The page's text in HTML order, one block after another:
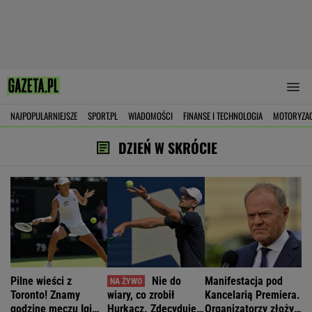
NAJPOPULARNIEJSZE SPORT.PL WIADOMOŚCI FINANSE I TECHNOLOGIA
DZIEŃ W SKRÓCIE
Pilne wieści z
Toronto! Znamy
godzinę meczu Igi
Nie do
wiary, co zrobił
Hurkacz. Zdecyduje
Manifestacja pod
Kancelarią Premiera.
Organizatorzy złożyli